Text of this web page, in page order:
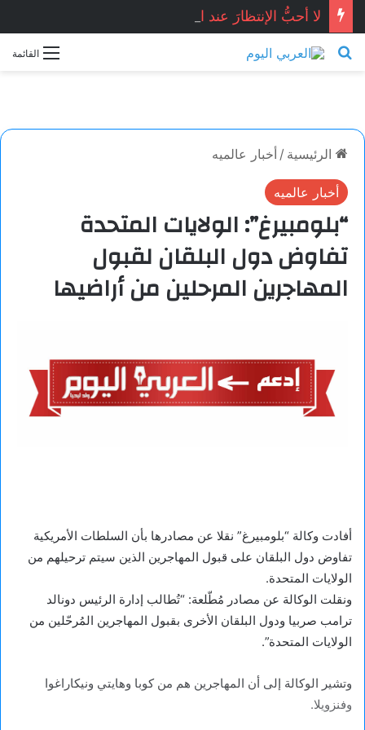
لا أحبُّ الإنتظارَ عند البابِ …صفاء محمد / سوريا
القائمة بحث عن
الرئيسية / أخبار عالميه
أخبار عالميه
“بلومبيرغ”: الولايات المتحدة
تفاوض دول البلقان لقبول
المهاجرين المرحلين من أراضيها
أفادت وكالة “بلومبيرغ” نقلا عن مصادرها بأن السلطات الأمريكية
تفاوض دول البلقان على قبول المهاجرين الذين سيتم ترحيلهم من
الولايات المتحدة.
ونقلت الوكالة عن مصادر مُطّلعة: “تُطالب إدارة الرئيس دونالد
ترامب صربيا ودول البلقان الأخرى بقبول المهاجرين المُرحّلين من
الولايات المتحدة”.
وتشير الوكالة إلى أن المهاجرين هم من كوبا وهايتي ونيكاراغوا
وفنزويلا.